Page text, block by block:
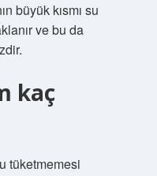
büyük kısmı su
ve bu da
kaç
tüketmemesi